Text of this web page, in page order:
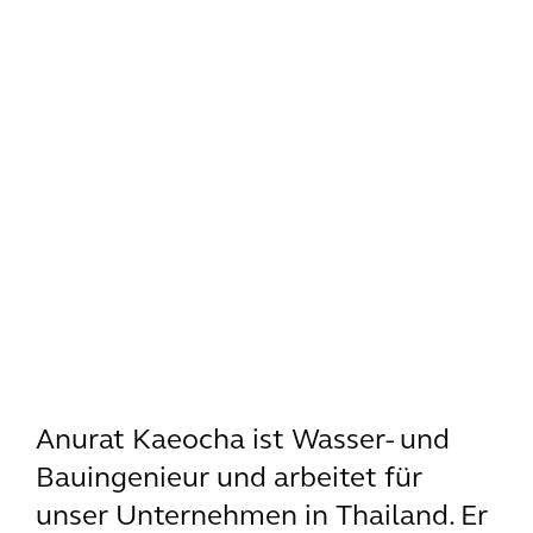
Anurat Kaeocha ist Wasser- und
Bauingenieur und arbeitet für
unser Unternehmen in Thailand. Er